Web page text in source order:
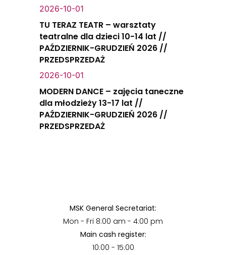
2026-10-01
TU TERAZ TEATR – warsztaty
teatralne dla dzieci 10-14 lat //
PAŹDZIERNIK-GRUDZIEŃ 2026 //
PRZEDSPRZEDAŻ
2026-10-01
MODERN DANCE – zajęcia taneczne
dla młodzieży 13-17 lat //
PAŹDZIERNIK-GRUDZIEŃ 2026 //
PRZEDSPRZEDAŻ
MSK General Secretariat:
Mon - Fri 8:00 am - 4:00 pm
Main cash register:
10:00 - 15:00